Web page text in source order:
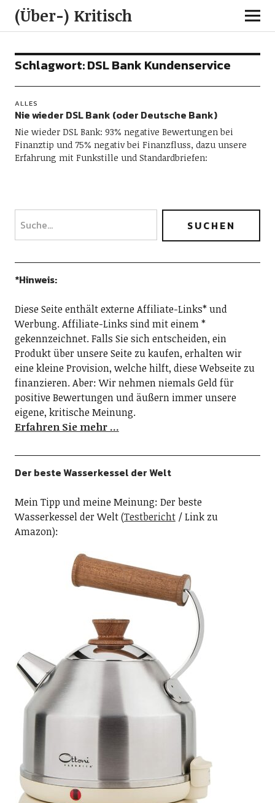
(Über-) Kritisch
Schlagwort:DSL Bank Kundenservice
ALLES
Nie wieder DSL Bank (oder Deutsche Bank)
Nie wieder DSL Bank: 93% negative Bewertungen bei
Finanztip und 75% negativ bei Finanzfluss, dazu unsere
Erfahrung mit Funkstille und Standardbriefen:
*Hinweis:
Diese Seite enthält externe Affiliate-Links* und
Werbung. Affiliate-Links sind mit einem *
gekennzeichnet. Falls Sie sich entscheiden, ein
Produkt über unsere Seite zu kaufen, erhalten wir
eine kleine Provision, welche hilft, diese Webseite zu
finanzieren. Aber: Wir nehmen niemals Geld für
positive Bewertungen und äußern immer unsere
eigene, kritische Meinung.
Erfahren Sie mehr …
Der beste Wasserkessel der Welt
Mein Tipp und meine Meinung: Der beste
Wasserkessel der Welt (Testbericht/ Link zu
Amazon):